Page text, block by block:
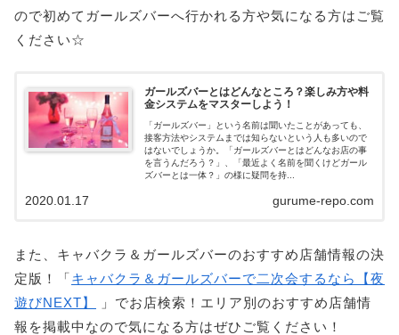
ので初めてガールズバーへ行かれる方や気になる方はご覧
ください☆
ガールズバーとはどんなところ？楽しみ方や料
金システムをマスターしよう！
「ガールズバー」という名前は聞いたことがあっても、
接客方法やシステムまでは知らないという人も多いので
はないでしょうか。「ガールズバーとはどんなお店の事
を言うんだろう？」、「最近よく名前を聞くけどガール
ズバーとは一体？」の様に疑問を持...
gurume-repo.com
2020.01.17
また、キャバクラ＆ガールズバーのおすすめ店舗情報の決
定版！「キャバクラ＆ガールズバーで二次会するなら【夜
遊びNEXT】
」でお店検索！エリア別のおすすめ店舗情
報を掲載中なので気になる方はぜひご覧ください！